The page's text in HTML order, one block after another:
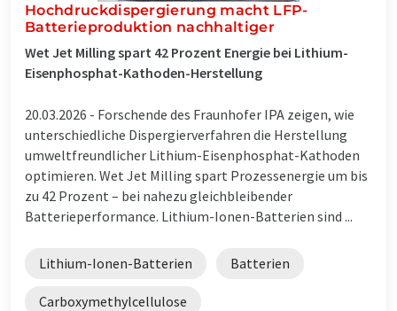
Hochdruckdispergierung macht LFP-
Batterieproduktion nachhaltiger
Wet Jet Milling spart 42 Prozent Energie bei Lithium-
Eisenphosphat-Kathoden-Herstellung
20.03.2026 - Forschende des Fraunhofer IPA zeigen, wie
unterschiedliche Dispergierverfahren die Herstellung
umweltfreundlicher Lithium-Eisenphosphat-Kathoden
optimieren. Wet Jet Milling spart Prozessenergie um bis
zu 42 Prozent – bei nahezu gleichbleibender
Batterieperformance. Lithium-Ionen-Batterien sind ...
Lithium-Ionen-Batterien Batterien
Carboxymethylcellulose